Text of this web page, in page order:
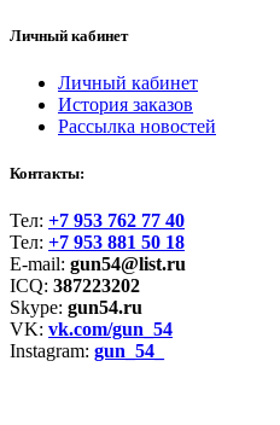
Личный кабинет
Личный кабинет
История заказов
Рассылка новостей
Контакты:
Тел: +7 953 762 77 40
Тел: +7 953 881 50 18
E-mail: gun54@list.ru
ICQ: 387223202
Skype: gun54.ru
VK: vk.com/gun_54
Instagram: gun_54_